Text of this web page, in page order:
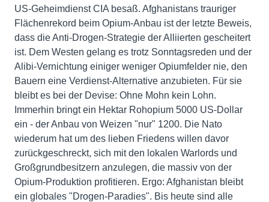
US-Geheimdienst CIA besaß. Afghanistans trauriger
Flächenrekord beim Opium-Anbau ist der letzte Beweis,
dass die Anti-Drogen-Strategie der Alliierten gescheitert
ist. Dem Westen gelang es trotz Sonntagsreden und der
Alibi-Vernichtung einiger weniger Opiumfelder nie, den
Bauern eine Verdienst-Alternative anzubieten. Für sie
bleibt es bei der Devise: Ohne Mohn kein Lohn.
Immerhin bringt ein Hektar Rohopium 5000 US-Dollar
ein - der Anbau von Weizen "nur" 1200. Die Nato
wiederum hat um des lieben Friedens willen davor
zurückgeschreckt, sich mit den lokalen Warlords und
Großgrundbesitzern anzulegen, die massiv von der
Opium-Produktion profitieren. Ergo: Afghanistan bleibt
ein globales "Drogen-Paradies". Bis heute sind alle